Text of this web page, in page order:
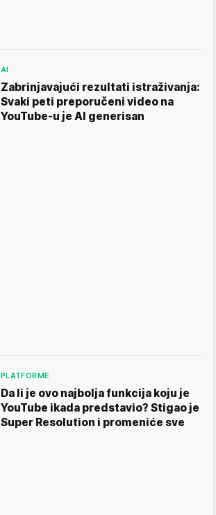
AI
Zabrinjavajući rezultati istraživanja:
Svaki peti preporučeni video na
YouTube-u je AI generisan
PLATFORME
Da li je ovo najbolja funkcija koju je
YouTube ikada predstavio? Stigao je
Super Resolution i promeniće sve